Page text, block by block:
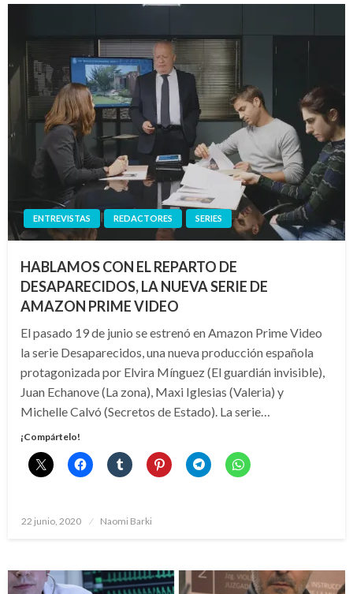
ENTREVISTAS REDACTORES SERIES
HABLAMOS CON EL REPARTO DE
DESAPARECIDOS, LA NUEVA SERIE DE
AMAZON PRIME VIDEO
El pasado 19 de junio se estrenó en Amazon Prime Video
la serie Desaparecidos, una nueva producción española
protagonizada por Elvira Mínguez (El guardián invisible),
Juan Echanove (La zona), Maxi Iglesias (Valeria) y
Michelle Calvó (Secretos de Estado). La serie…
¡Compártelo!
Publicado
22 junio, 2020 Naomi Barki